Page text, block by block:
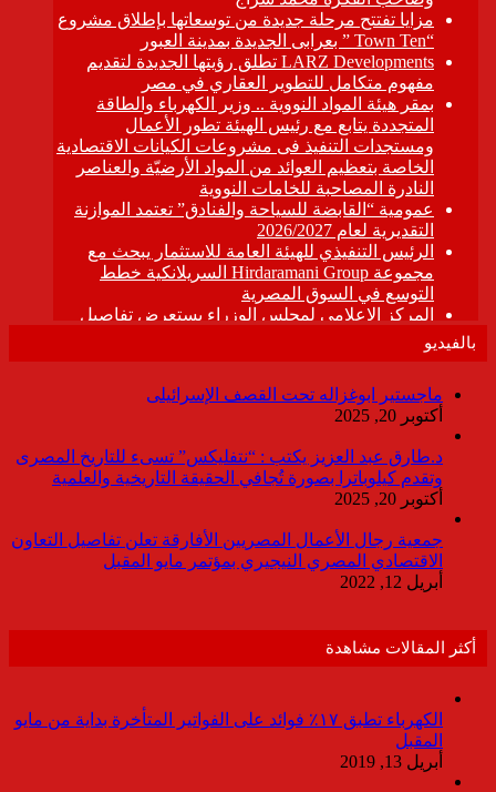
بالفيديو
ماجستير ابوغزاله تحت القصف الإسرائيلى
أكتوبر 20, 2025
د.طارق عبد العزيز يكتب : “نتفليكس” تسىء للتاريخ المصرى
وتقدم كيلوباترا بصورة تُجافي الحقيقة التاريخية والعلمية
أكتوبر 20, 2025
جمعية رجال الأعمال المصريين الأفارقة تعلن تفاصيل التعاون
الاقتصادي المصري النيجيري بمؤتمر مايو المقبل
أبريل 12, 2022
أكثر المقالات مشاهدة
الكهرباء تطبق ١٧٪ فوائد على الفواتير المتأخرة بداية من مايو
المقبل
أبريل 13, 2019